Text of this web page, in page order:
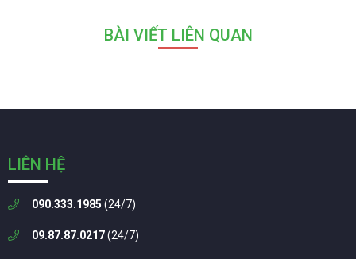
BÀI VIẾT LIÊN QUAN
LIÊN HỆ
090.333.1985 (24/7)
09.87.87.0217(24/7)